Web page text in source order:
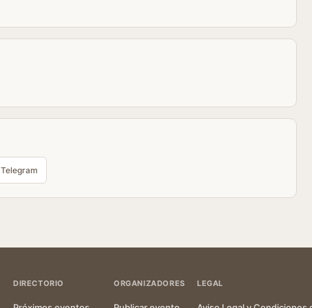
Telegram
DIRECTORIO ORGANIZADORES LEGAL